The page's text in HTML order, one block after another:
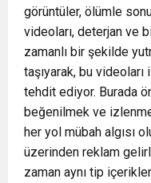
görüntüler, ölümle
videoları, deterjan ve
zamanlı bir şekilde
taşıyarak, bu
tehdit ediyor. Burada
beğenilmek ve
her yol mübah algısı
üzerinden reklam
zaman aynı tip